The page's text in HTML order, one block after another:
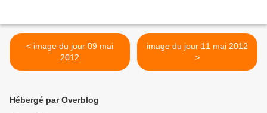
< image du jour 09 mai
2012
image du jour 11 mai 2012
>
Hébergé par Overblog